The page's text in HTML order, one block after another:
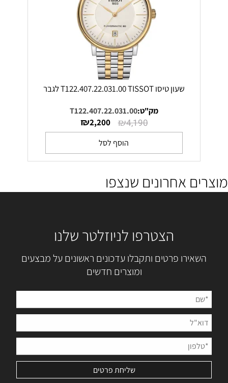
שעון טיסו T122.407.22.031.00 TISSOT לגבר
מק"ט:T122.407.22.031.00
₪4,190
₪2,200
הוסף לסל
מוצרים אחרונים שנצפו
הצטרפו לניוזלטר שלנו
השאירו פרטים ותקבלו עדכונים ראשונים על מבצעים
ומוצרים חדשים